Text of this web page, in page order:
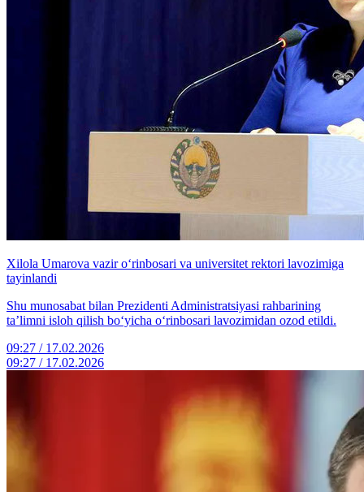
Xilola Umarova vazir o‘rinbosari va universitet rektori lavozimiga
tayinlandi
Shu munosabat bilan Prezidenti Administratsiyasi rahbarining
ta’limni isloh qilish bo‘yicha o‘rinbosari lavozimidan ozod etildi.
09:27 / 17.02.2026
09:27 / 17.02.2026